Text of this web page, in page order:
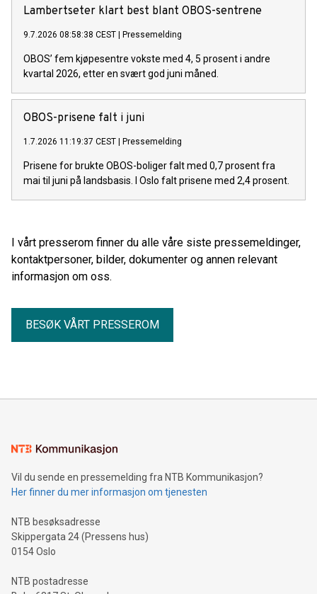
Lambertseter klart best blant OBOS-sentrene
9.7.2026 08:58:38 CEST Pressemelding
OBOS’ fem kjøpesentre vokste med 4, 5 prosent i andre
kvartal 2026, etter en svært god juni måned.
OBOS-prisene falt i juni
1.7.2026 11:19:37 CEST Pressemelding
Prisene for brukte OBOS-boliger falt med 0,7 prosent fra
mai til juni på landsbasis. I Oslo falt prisene med 2,4 prosent.
I vårt presserom finner du alle våre siste pressemeldinger,
kontaktpersoner, bilder, dokumenter og annen relevant
informasjon om oss.
BESØK VÅRT PRESSEROM
Vil du sende en pressemelding fra NTB Kommunikasjon?
Her finner du mer informasjon om tjenesten
NTB besøksadresse
Skippergata 24 (Pressens hus)
0154 Oslo
NTB postadresse